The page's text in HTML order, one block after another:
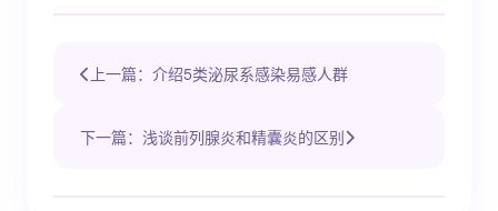
上一篇：介绍5类泌尿系感染易感人群
下一篇：浅谈前列腺炎和精囊炎的区别